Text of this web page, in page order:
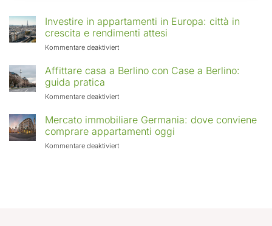
Investire in appartamenti in Europa: città in
crescita e rendimenti attesi
Kommentare deaktiviertfür
in
Europa:
in
crescita
rendimenti
Affittare casa a Berlino con Case a Berlino:
guida pratica
Kommentare deaktiviertfür
casa
a
Berlino
con
Mercato immobiliare Germania: dove conviene
comprare appartamenti oggi
Kommentare deaktiviertfür